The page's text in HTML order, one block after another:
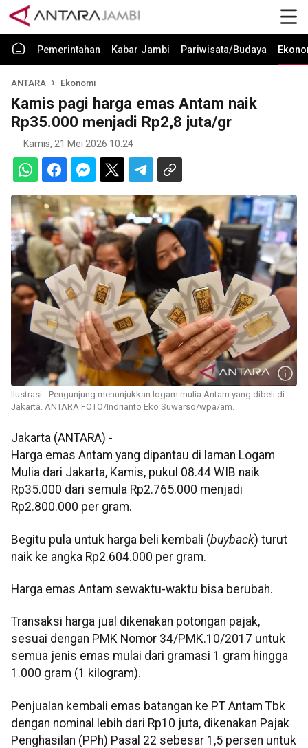
Pemerintahan Kabar Jambi Pariwisata/Budaya
ANTARA Ekonomi
Kamis pagi harga emas Antam naik
Rp35.000 menjadi Rp2,8 juta/gr
Kamis, 21 Mei 2026 10:24
Ilustrasi - Pengunjung menunjukkan logam mulia Antam yang dibeli di
Jakarta. ANTARA FOTO/Indrianto Eko Suwarso/wpa/am.
Jakarta (ANTARA) -
Harga emas Antam yang dipantau di laman Logam
Mulia dari Jakarta, Kamis, pukul 08.44 WIB naik
Rp35.000 dari semula Rp2.765.000 menjadi
Rp2.800.000 per gram.
Begitu pula untuk harga beli kembali (buyback) turut
naik ke angka Rp2.604.000 per gram.
Harga emas Antam sewaktu-waktu bisa berubah.
Transaksi harga jual dikenakan potongan pajak,
sesuai dengan PMK Nomor 34/PMK.10/2017 untuk
semua jenis emas mulai dari gramasi 1 gram hingga
1.000 gram (1 kilogram).
Penjualan kembali emas batangan ke PT Antam Tbk
dengan nominal lebih dari Rp10 juta, dikenakan Pajak
Penghasilan (PPh) Pasal 22 sebesar 1,5 persen untuk